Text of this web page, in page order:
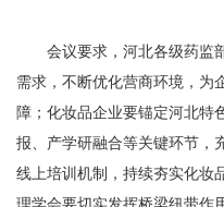
会议要求，河北各级药监部
需求，不断优化营商环境，为
障；化妆品企业要锚定河北特
报、产学研融合等关键环节，
线上培训机制，持续夯实化妆